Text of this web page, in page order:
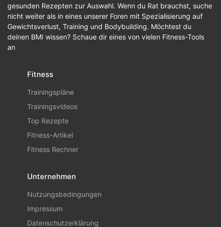
gesunden Rezepten zur Auswahl. Wenn du Rat brauchst, suche
nicht weiter als in eines unserer Foren mit Spezialisierung auf
Gewichtsverlust, Training und Bodybuilding. Möchtest du
deinen BMI wissen? Schaue dir eines von vielen Fitness-Tools
an
Fitness
Trainingspläne
Trainingsvideos
Top Rezepte
Fitness-Artikel
Fitness Rechner
Unternehmen
Nutzungsbedingungen
Impressum
Datenschutzerklärung